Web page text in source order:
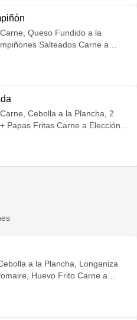
Queso Fundido a la
Salteados Carne a
Opción Veggie: Reemplaza la
Cebolla a la Plancha, 2
Papas Fritas Carne a Elección:
Reemplaza la Carne por
a la Plancha, Longaniza
Huevo Frito Carne a